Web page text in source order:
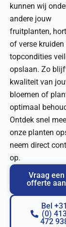
kunnen wij
andere jouw
fruitplanten,
of verse kruiden
topcondities
opslaan. Zo
kwaliteit van
bloemen of
optimaal
Ontdek snel
onze planten
neem direct
op.
Vraag een
offerte aan
Bel +31
(0)
472